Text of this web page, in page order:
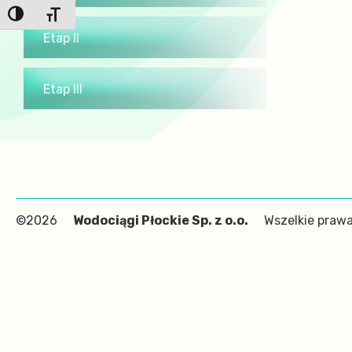
Etap II
Etap III
©2026 Wodociągi Płockie Sp. z o.o. Wszelkie